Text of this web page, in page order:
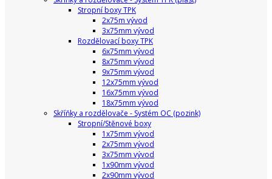
Stropní boxy TPK
2x75m vývod
3x75mm vývod
Rozdělovací boxy TPK
6x75mm vývod
8x75mm vývod
9x75mm vývod
12x75mm vývod
16x75mm vývod
18x75mm vývod
Skříňky a rozdělovače - Systém OC (pozink)
Stropní/Stěnové boxy
1x75mm vývod
2x75mm vývod
3x75mm vývod
1x90mm vývod
2x90mm vývod